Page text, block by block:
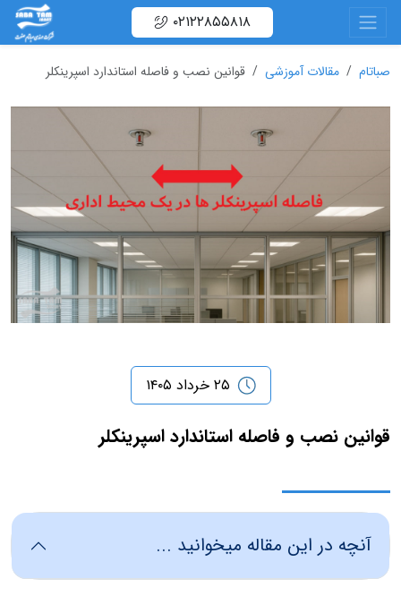
۰۲۱۲۲۸۵۵۸۱۸
صباتام مقالات آموزشی قوانین نصب و فاصله استاندارد اسپرینکلر
قوانین نصب و فاصله استاندارد اسپرینکلر
۲۵ خرداد ۱۴۰۵
آنچه در این مقاله میخوانید ...